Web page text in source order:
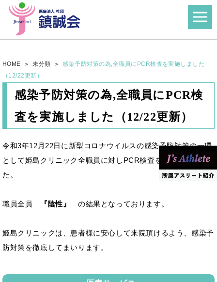
HOME 未分類
感染予防対策の為,全職員にPCR検査を実施しました
（12/22更新）
感染予防対策の為,全職員にPCR検
査を実施しました（12/22更新）
令和3年12月22日に新型コロナウイルスの感染予防対策の一環
として姫島クリニック全職員に対しPCR検査を実施致しまし
た。
職員全員 『陰性』 の結果となっております。
姫島クリニックは、患者様に安心して来院頂けるよう、感染予
防対策を徹底してまいります。